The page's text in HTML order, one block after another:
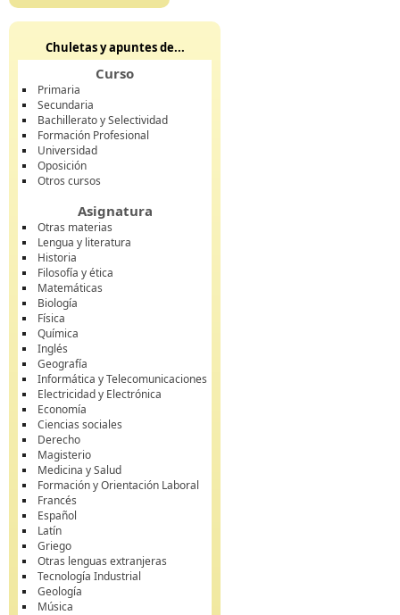
Chuletas y apuntes de...
Curso
Primaria
Secundaria
Bachillerato y Selectividad
Formación Profesional
Universidad
Oposición
Otros cursos
Asignatura
Otras materias
Lengua y literatura
Historia
Filosofía y ética
Matemáticas
Biología
Física
Química
Inglés
Geografía
Informática y Telecomunicaciones
Electricidad y Electrónica
Economía
Ciencias sociales
Derecho
Magisterio
Medicina y Salud
Formación y Orientación Laboral
Francés
Español
Latín
Griego
Otras lenguas extranjeras
Tecnología Industrial
Geología
Música